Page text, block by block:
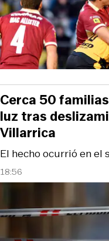
18:56
El hecho ocurrió en el
Cerca 50
luz tras
Villarrica